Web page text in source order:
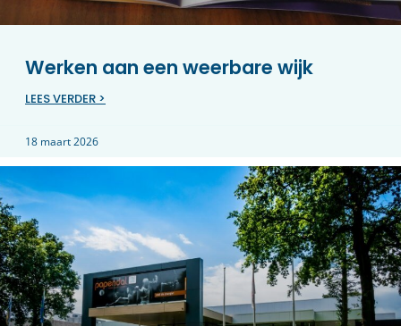
Werken aan een weerbare wijk
LEES VERDER >
18 maart 2026